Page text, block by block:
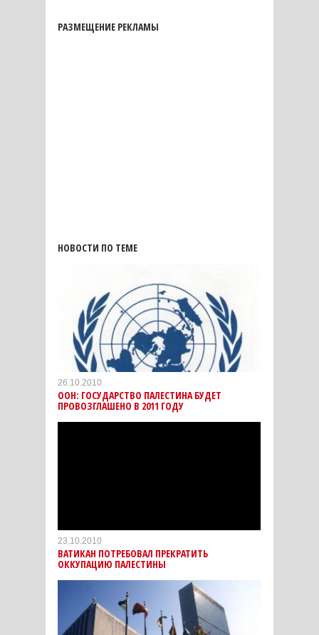
РАЗМЕЩЕНИЕ РЕКЛАМЫ
НОВОСТИ ПО ТЕМЕ
26.10.2010
ООН: ГОСУДАРСТВО ПАЛЕСТИНА БУДЕТ
ПРОВОЗГЛАШЕНО В 2011 ГОДУ
23.10.2010
ВАТИКАН ПОТРЕБОВАЛ ПРЕКРАТИТЬ
ОККУПАЦИЮ ПАЛЕСТИНЫ